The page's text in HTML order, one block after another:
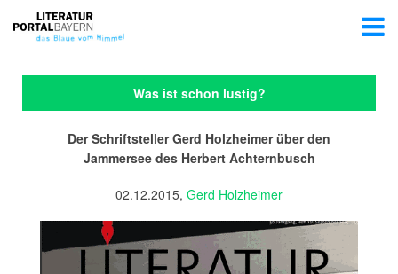
Was ist schon lustig?
Der Schriftsteller Gerd Holzheimer über den
Jammersee des Herbert Achternbusch
02.12.2015, Gerd Holzheimer